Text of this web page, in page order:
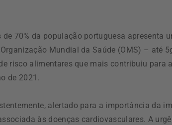
de 70% da população portuguesa apresenta
Mundial da Saúde (OMS) – até
risco alimentares que mais contribuiu para
de 2021.
alertado para a importância da
às doenças cardiovasculares. A